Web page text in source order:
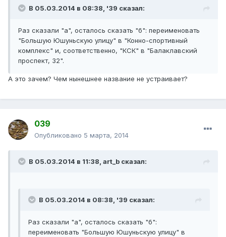
В 05.03.2014 в 08:38, '39 сказал:
Раз сказали "а", осталось сказать "б": переименовать
"Большую Юшуньскую улицу" в "Конно-спортивный
комплекс" и, соответственно, "КСК" в "Балаклавский
проспект, 32".
А это зачем? Чем нынешнее название не устраивает?
039
Опубликовано 5 марта, 2014
В 05.03.2014 в 11:38, art_b сказал:
В 05.03.2014 в 08:38, '39 сказал:
Раз сказали "а", осталось сказать "б":
переименовать "Большую Юшуньскую улицу" в